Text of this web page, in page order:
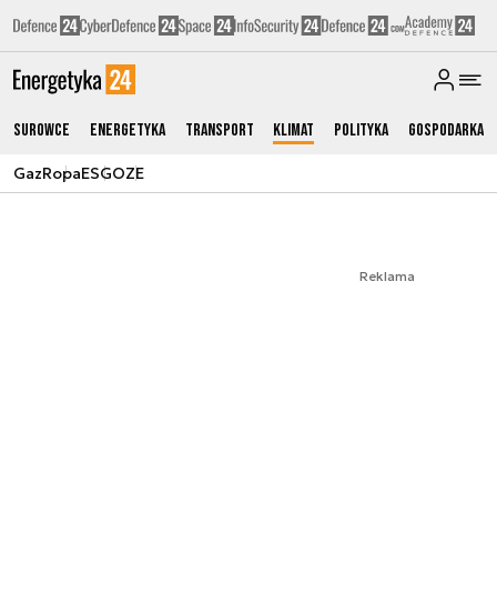
Surowce Energetyka Transport Klimat Polityka Gospodarka
GazRopaESGOZE
Reklama